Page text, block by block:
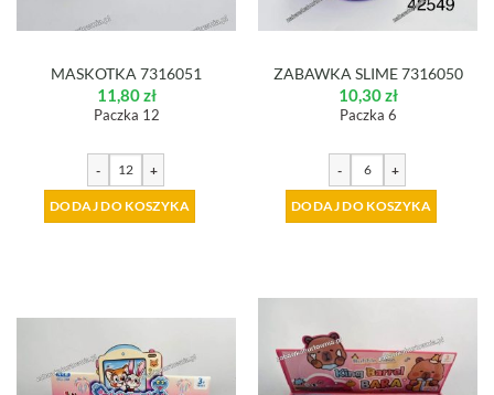
MASKOTKA 7316051
11,80zł
Paczka 12
- +
DODAJ DO KOSZYKA
ZABAWKA SLIME 7316050
10,30zł
Paczka 6
- +
DODAJ DO KOSZYKA